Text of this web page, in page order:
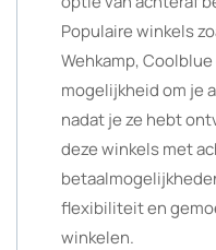
Populaire winkels
Wehkamp,
mogelijkheid om je
nadat je ze hebt
deze winkels met
flexibiliteit en
winkelen.